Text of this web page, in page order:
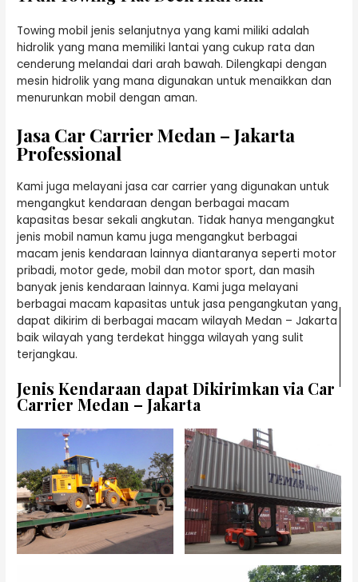
Towing mobil jenis selanjutnya yang kami miliki adalah
hidrolik yang mana memiliki lantai yang cukup rata dan
cenderung melandai dari arah bawah. Dilengkapi dengan
mesin hidrolik yang mana digunakan untuk menaikkan dan
menurunkan mobil dengan aman.
Jasa Car Carrier Medan – Jakarta
Professional
Kami juga melayani jasa car carrier yang digunakan untuk
mengangkut kendaraan dengan berbagai macam
kapasitas besar sekali angkutan. Tidak hanya mengangkut
jenis mobil namun kamu juga mengangkut berbagai
macam jenis kendaraan lainnya diantaranya seperti motor
pribadi, motor gede, mobil dan motor sport, dan masih
banyak jenis kendaraan lainnya. Kami juga melayani
berbagai macam kapasitas untuk jasa pengangkutan yang
dapat dikirim di berbagai macam wilayah Medan – Jakarta
baik wilayah yang terdekat hingga wilayah yang sulit
terjangkau.
Jenis Kendaraan dapat Dikirimkan via Car
Carrier Medan – Jakarta